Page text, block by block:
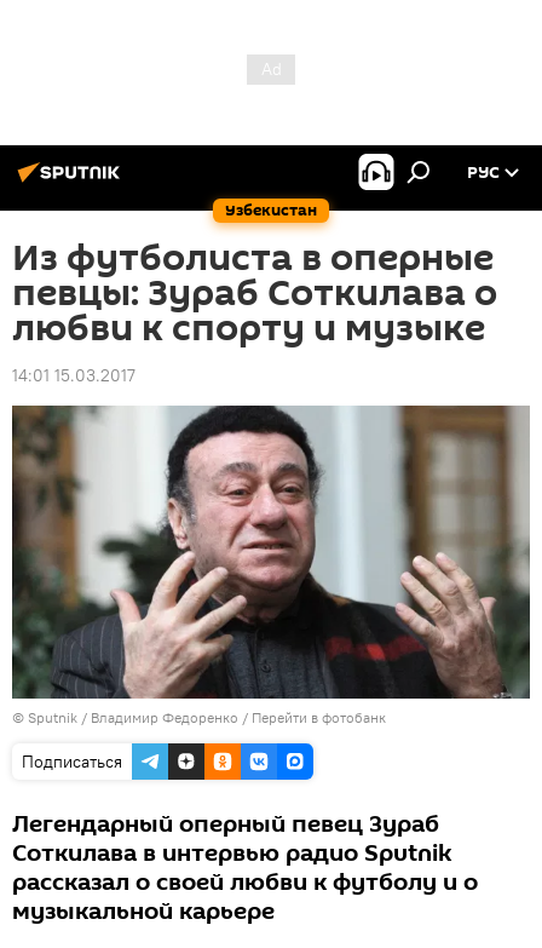
Узбекистан
РУС
Из футболиста в оперные
певцы: Зураб Соткилава о
любви к спорту и музыке
14:01 15.03.2017
© Sputnik / Владимир Федоренко / Перейти в фотобанк
Подписаться
Легендарный оперный певец Зураб
Соткилава в интервью радио Sputnik
рассказал о своей любви к футболу и о
музыкальной карьере